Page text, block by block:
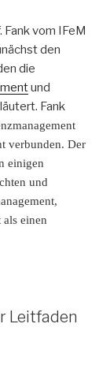
vom IFeM
den
die
und
Fank
verbunden. Der
einigen
und
als einen
Leitfaden